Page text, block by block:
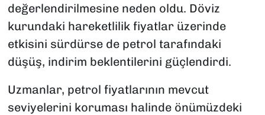
değerlendirilmesine neden oldu. Döviz
kurundaki hareketlilik fiyatlar üzerinde
etkisini sürdürse de petrol tarafındaki
düşüş, indirim beklentilerini güçlendirdi.
Uzmanlar, petrol fiyatlarının mevcut
seviyelerini koruması halinde önümüzdeki